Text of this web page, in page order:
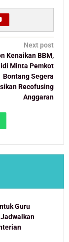
Next post
Kenaikan BBM,
Minta Pemkot
Bontang Segera
Recofusing
Anggaran
Guru